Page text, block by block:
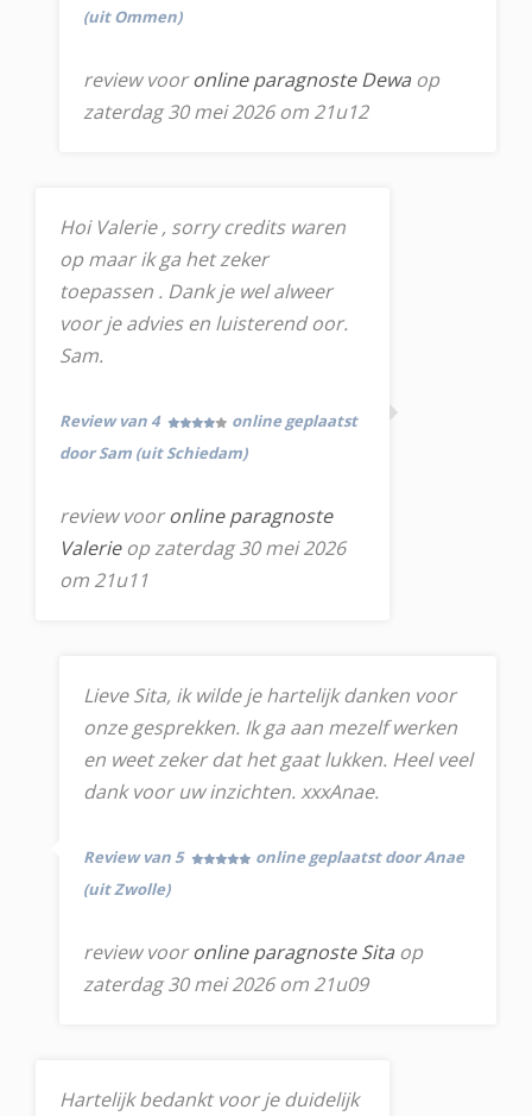
(uit Ommen)
review vooronline paragnoste Dewa op
zaterdag 30 mei 2026 om 21u12
Hoi Valerie , sorry credits waren
op maar ik ga het zeker
toepassen . Dank je wel alweer
voor je advies en luisterend oor.
Sam.
Review van 4
online geplaatst
door Sam (uit Schiedam)
review vooronline paragnoste
Valerieop zaterdag 30 mei 2026
om 21u11
Lieve Sita, ik wilde je hartelijk danken voor
onze gesprekken. Ik ga aan mezelf werken
en weet zeker dat het gaat lukken. Heel veel
dank voor uw inzichten. xxxAnae.
Review van 5
online geplaatst door Anae
(uit Zwolle)
review vooronline paragnoste Sita op
zaterdag 30 mei 2026 om 21u09
Hartelijk bedankt voor je duidelijk